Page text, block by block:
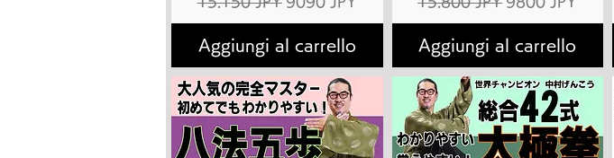
Aggiungi al carrello Aggiungi al carrello